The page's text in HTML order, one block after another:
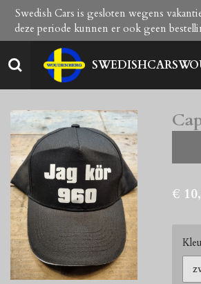
Ga
direct
naar
de
hoofdinhoud
Swedish Cars is gesloten wegens
deze periode kunnen er ook geen
€